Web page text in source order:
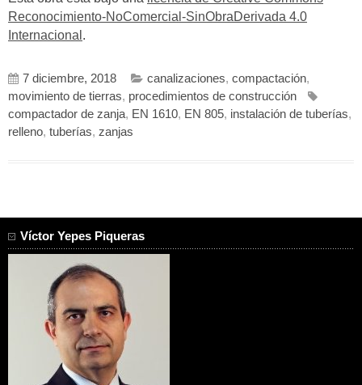
Reconocimiento-NoComercial-SinObraDerivada 4.0
Internacional .
7 diciembre, 2018 canalizaciones, compactación,
movimiento de tierras, procedimientos de construcción
compactador de zanja, EN 1610, EN 805, instalación de tuberías,
relleno, tuberías, zanjas
Víctor Yepes Piqueras